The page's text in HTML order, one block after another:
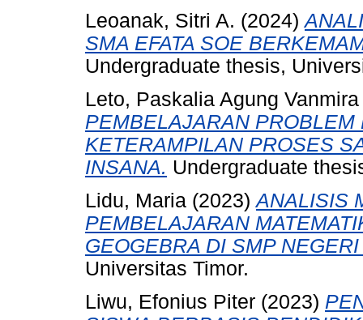
Leoanak, Sitri A. (2024)
SMA EFATA SOE
Undergraduate thesis,
Leto, Paskalia Agung Vanmira
PEMBELAJARAN
KETERAMPILAN PROSES
INSANA. Undergraduate
Lidu, Maria (2023)ANALISIS
PEMBELAJARAN
GEOGEBRA DI SMP
Universitas Timor.
Liwu, Efonius Piter (2023)